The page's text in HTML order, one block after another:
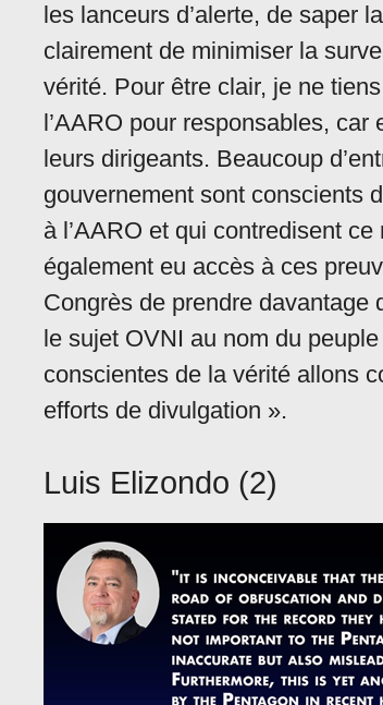
les lanceurs d’alerte, de saper
clairement de minimiser la
vérité. Pour être clair, je ne
l’AARO pour responsables,
leurs dirigeants. Beaucoup
gouvernement sont conscients
à l’AARO et qui contredisent
également eu accès à ces
Congrès de prendre davantage
le sujet OVNI au nom du
conscientes de la vérité allons
efforts de divulgation ».
Luis Elizondo (2)